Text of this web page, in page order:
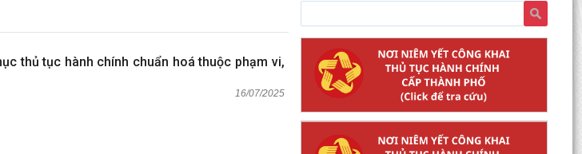
thủ tục hành chính chuẩn hoá thuộc phạm vi,
16/07/2025